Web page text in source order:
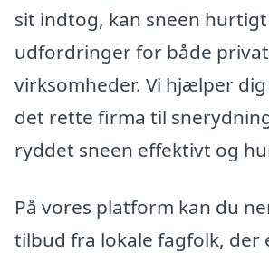
sit indtog, kan sneen
udfordringer for både
virksomheder. Vi hjælper
det rette firma til
ryddet sneen effektivt og
På vores platform kan du
tilbud fra lokale fagfolk, der